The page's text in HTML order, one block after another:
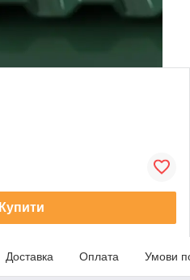
Купити
Доставка Оплата Умови